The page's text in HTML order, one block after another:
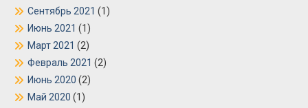
Сентябрь 2021 (1)
Июнь 2021 (1)
Март 2021 (2)
Февраль 2021 (2)
Июнь 2020 (2)
Май 2020 (1)